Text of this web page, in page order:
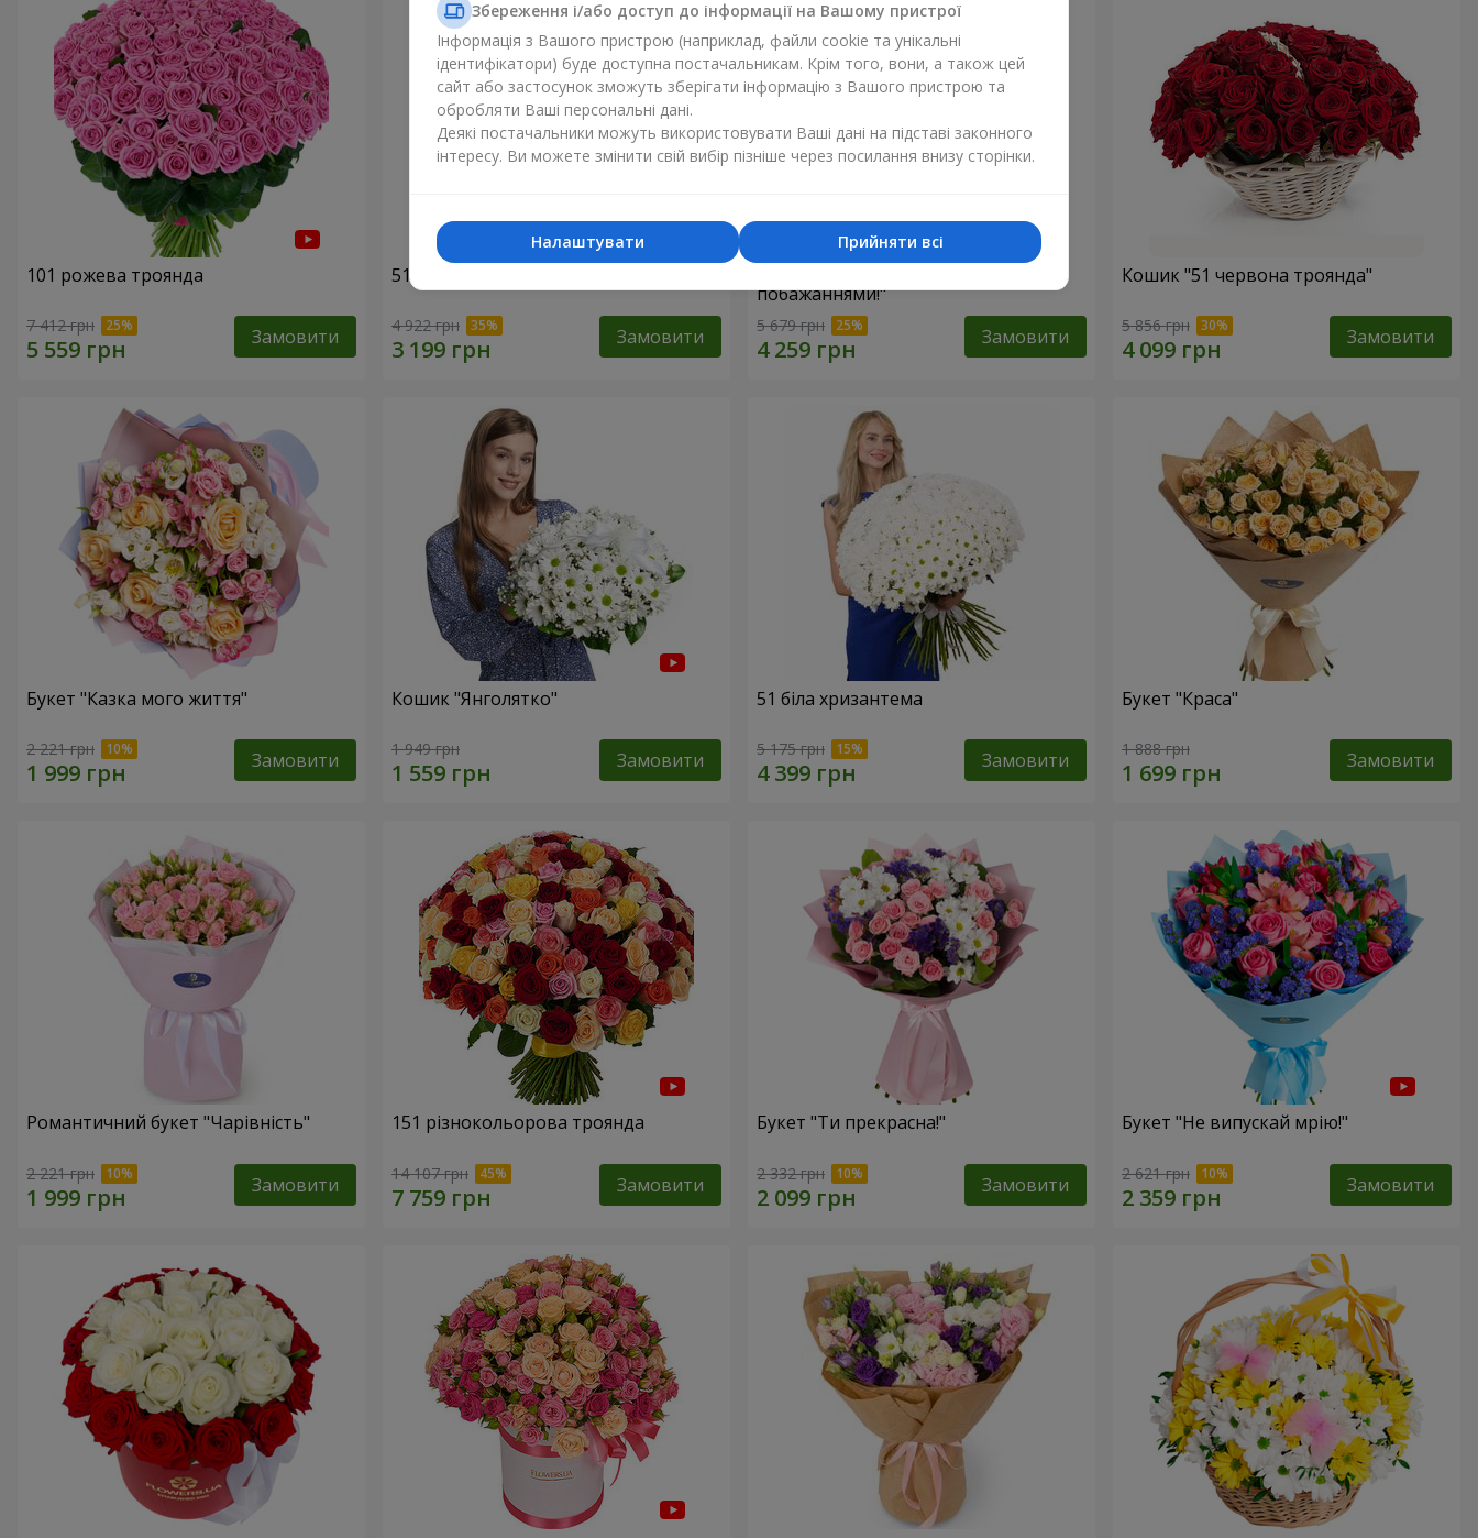
101 рожева троянда
7 412 грн Замовити
51 рожева троянда
4 922 грн Замовити
побажаннями!"
5 679 грн Замовити
Кошик "51 червона троянда"
5 856 грн Замовити
Букет "Казка мого життя"
2 221 грн Замовити
Кошик "Янголятко"
1 949 грн Замовити
51 біла хризантема
5 175 грн Замовити
Букет "Краса"
1 888 грн Замовити
Романтичний букет "Чарівність"
2 221 грн Замовити
151 різнокольорова троянда
14 107 грн Замовити
Букет "Ти прекрасна!"
2 332 грн Замовити
Букет "Не випускай мрію!"
2 621 грн Замовити
Збереження і/або доступ до інформації на Вашому пристрої
Інформація з Вашого пристрою (наприклад, файли cookie та унікальні
ідентифікатори) буде доступна постачальникам. Крім того, вони, а також цей
сайт або застосунок зможуть зберігати інформацію з Вашого пристрою та
обробляти Ваші персональні дані.
Деякі постачальники можуть використовувати Ваші дані на підставі законного
інтересу. Ви можете змінити свій вибір пізніше через посилання внизу сторінки.
Прийняти всі
Налаштувати